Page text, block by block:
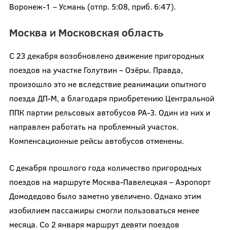
Воронеж-1 – Усмань (отпр. 5:08, приб. 6:47).
Москва и Московская область
С 23 декабря возобновлено движение пригородных
поездов на участке Голутвин – Озёры. Правда,
произошло это не вследствие реанимации опытного
поезда ДП-М, а благодаря приобретению Центральной
ППК партии рельсовых автобусов РА-3. Один из них и
направлен работать на проблемный участок.
Компенсационные рейсы автобусов отменены.
С декабря прошлого года количество пригородных
поездов на маршруте Москва-Павелецкая – Аэропорт
Домодедово было заметно увеличено. Однако этим
изобилием пассажиры смогли пользоваться менее
месяца. Со 2 января маршрут девяти поездов